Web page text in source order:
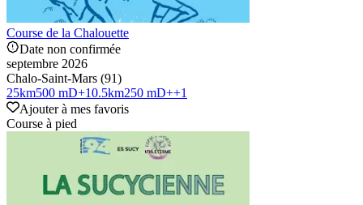
Course de la Chalouette
Date non confirmée
septembre 2026
Chalo-Saint-Mars (91)
25km500 mD+10.5km250 mD++1
Ajouter à mes favoris
Course à pied